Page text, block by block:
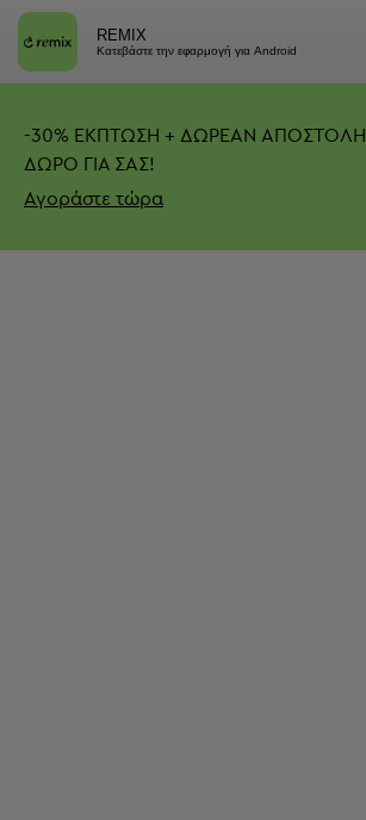
REMIX
Κατεβάστε την εφαρμογή για Android
-30% ΕΚΠΤΩΣΗ + ΔΩΡΕΑΝ ΑΠΟΣΤΟΛΗ
ΔΩΡΟ ΓΙΑ ΣΑΣ!
Αγοράστε τώρα